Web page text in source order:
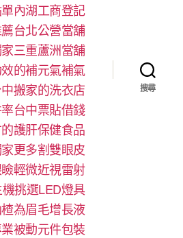
內湖工商登記
台北公營當舖
三重蘆洲當舖
的補元氣補氣
搬家的洗衣店
台中票貼借錢
護肝保健食品
更多割雙眼皮
輕微近視雷射
挑選LED燈具
為眉毛增長液
被動元件包裝
搜尋